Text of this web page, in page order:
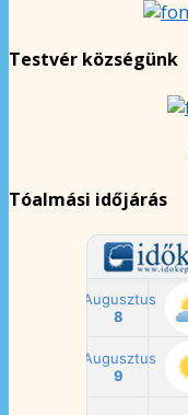
Testvér községünk
Tóalmási időjárás